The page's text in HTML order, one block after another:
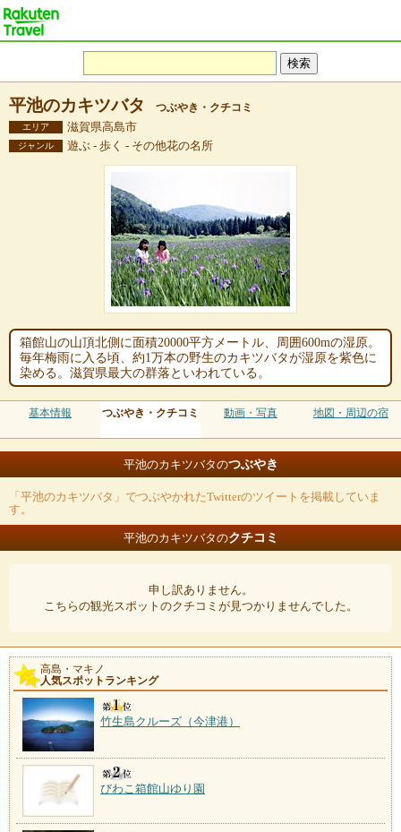
平池のカキツバタ つぶやき・クチコミ
エリア 滋賀県高島市
ジャンル 遊ぶ - 歩く - その他花の名所
箱館山の山頂北側に面積20000平方メートル、周囲600mの湿原。
毎年梅雨に入る頃、約1万本の野生のカキツバタが湿原を紫色に
染める。滋賀県最大の群落といわれている。
基本情報 つぶやき・クチコミ 動画・写真 地図・周辺の宿
平池のカキツバタのつぶやき
「平池のカキツバタ」でつぶやかれたTwitterのツイートを掲載していま
す。
平池のカキツバタのクチコミ
申し訳ありません。
こちらの観光スポットのクチコミが見つかりませんでした。
高島・マキノ
人気スポットランキング
竹生島クルーズ（今津港）
びわこ箱館山ゆり園